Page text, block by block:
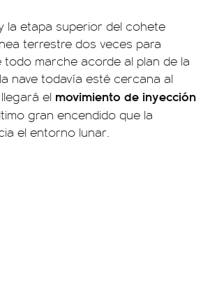
la etapa superior del cohete
terrestre dos veces para
marche acorde al plan de la
nave todavía esté cercana al
el movimiento de inyección
gran encendido que la
el entorno lunar.